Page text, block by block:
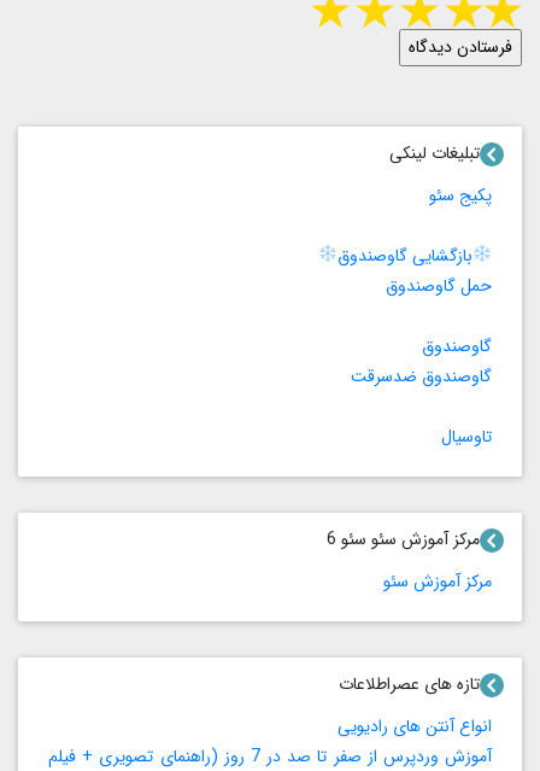
تبلیغات لینکی
پکیج سئو
بازگشایی گاوصندوق
حمل گاوصندوق
گاوصندوق
گاوصندوق ضدسرقت
تاوسیال
مرکز آموزش سئو سئو 6
مرکز آموزش سئو
تازه های عصراطلاعات
انواع آنتن های رادیویی
آموزش وردپرس از صفر تا صد در 7 روز (راهنمای تصویری + فیلم